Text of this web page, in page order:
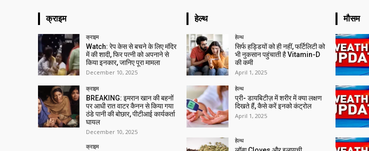
क्राइम
क्राइम
Watch: रेप केस से बचने के लिए मंदिर
में की शादी, फिर पत्नी को अपनाने से
किया इनकार, जानिए पूरा मामला
December 10, 2025
क्राइम
BREAKING: इमरान खान की बहनों
पर आधी रात वाटर कैनन से किया गया
ठंडे पानी की बोछार, पीटीआई कार्यकर्ता
घायल
December 10, 2025
क्राइम
हेल्थ
हेल्थ
सिर्फ हड्डियों को ही नहीं, फर्टिलिटी को
भी नुकसान पहुंचाती है Vitamin-D
की कमी
April 1, 2025
हेल्थ
प्री- डायबिटीज़ में शरीर में क्या लक्षण
दिखते हैं, कैसे करें इनको कंट्रोल
April 1, 2025
हेल्थ
मौसम